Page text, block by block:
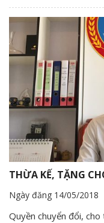
THỪA KẾ, TẶNG
Ngày đăng 14/05/2018
Quyền chuyển đổi,